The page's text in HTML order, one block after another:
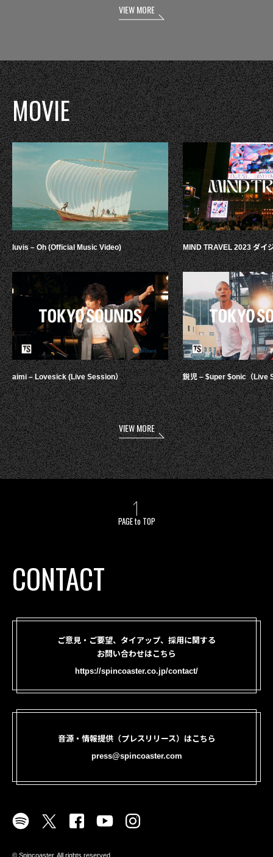
VIEW MORE
MOVIE
luvis – Oh (Official Music Video)
aimi – Lovesick (Live Session）
MIND TRAVEL 2023 ダイ
鋭児 – $uper $onic（Live
VIEW MORE
PAGE to TOP
CONTACT
ご意見・ご要望、タイアップ、採用に関する
お問い合わせはこちら
https://spincoaster.co.jp/contact/
音源・情報提供（プレスリリース）はこちら
press@spincoaster.com
©︎ Spincoaster. All rights reserved.